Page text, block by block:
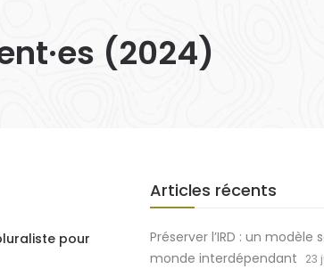
(2024)
pour
Articles récents
Préserver l’IRD : un
monde interdépendant
23